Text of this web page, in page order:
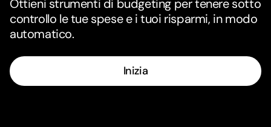
Ottieni strumenti di budgeting per tenere sotto
controllo le tue spese e i tuoi risparmi, in modo
automatico.
Inizia